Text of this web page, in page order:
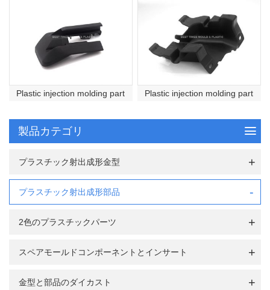
Plastic injection molding part Plastic injection molding part
製品カテゴリ
プラスチック射出成形金型
プラスチック射出成形部品
2色のプラスチックパーツ
スペアモールドコンポーネントとインサート
金型と部品のダイカスト